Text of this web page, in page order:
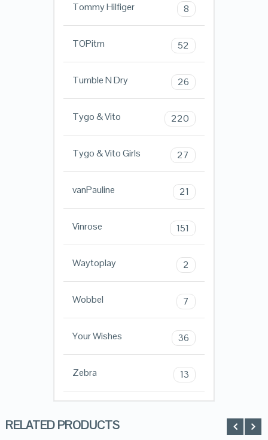
Tommy Hilfiger 8
TOPitm 52
Tumble N Dry 26
Tygo & Vito 220
Tygo & Vito Girls 27
vanPauline 21
Vinrose 151
Waytoplay 2
Wobbel 7
Your Wishes 36
Zebra 13
RELATED PRODUCTS